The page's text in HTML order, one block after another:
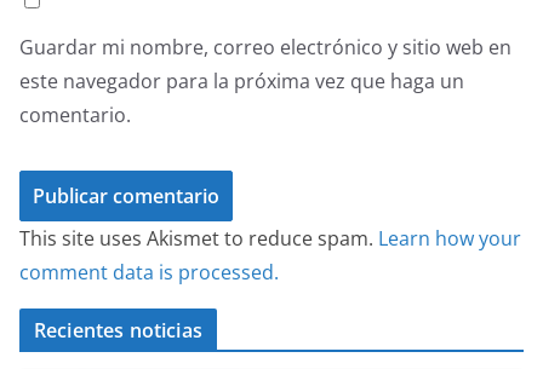
Guardar mi nombre, correo electrónico y sitio web en
este navegador para la próxima vez que haga un
comentario.
This site uses Akismet to reduce spam. Learn how your
comment data is processed.
Recientes noticias